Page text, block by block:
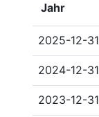
Jahr
2025-12-31
2024-12-31
2023-12-31